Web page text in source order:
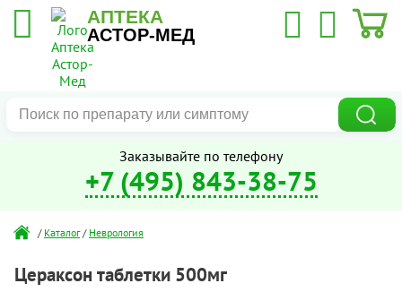
АПТЕКА
АСТОР-МЕД
Заказывайте по телефону
+7 (495) 843-38-75
/ Каталог / Неврология
Цераксон таблетки 500мг